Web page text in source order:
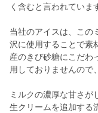
く含むと言われていま
当社のアイスは、この
沢に使用することで素
産のきび砂糖にこだわ
用しておりませんので
ミルクの濃厚な甘さが
生クリームを追加する